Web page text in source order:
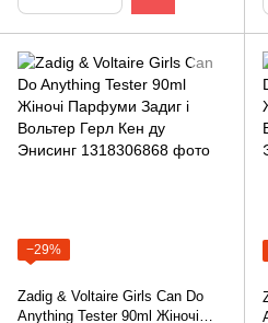
−29%
Zadig & Voltaire Girls Can Do
Anything Tester 90ml Жіночі